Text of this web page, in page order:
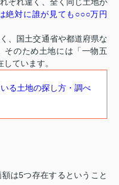
絶対に誰が見ても○○○万円
、国土交通省や都道府県な
そのため土地には「一物五
ています。
る土地の探し方・調べ
は5つ存在するということ